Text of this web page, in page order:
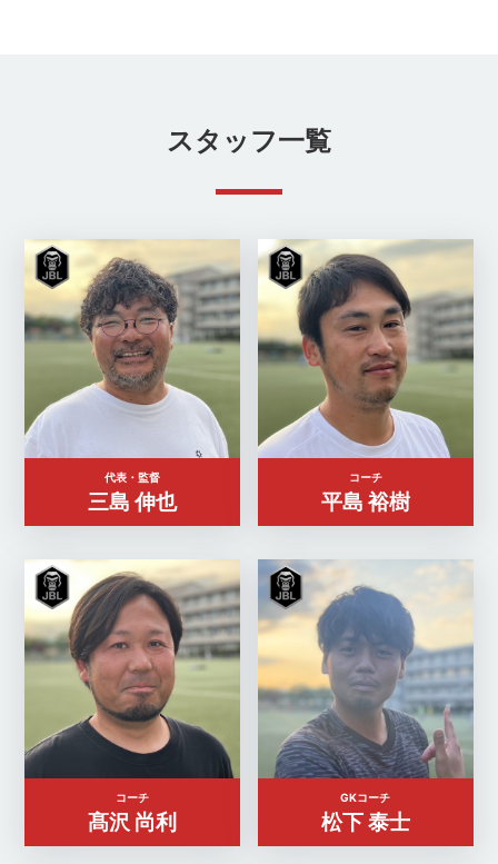
スタッフ一覧
代表・監督
三島 伸也
コーチ
平島 裕樹
コーチ
髙沢 尚利
GKコーチ
松下 泰士